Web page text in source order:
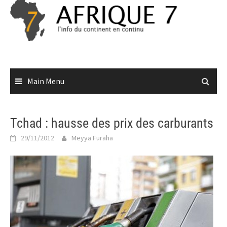
Skip
content
Main Menu
Tchad : hausse des prix des carburants
29/11/2012 Meyya Furaha